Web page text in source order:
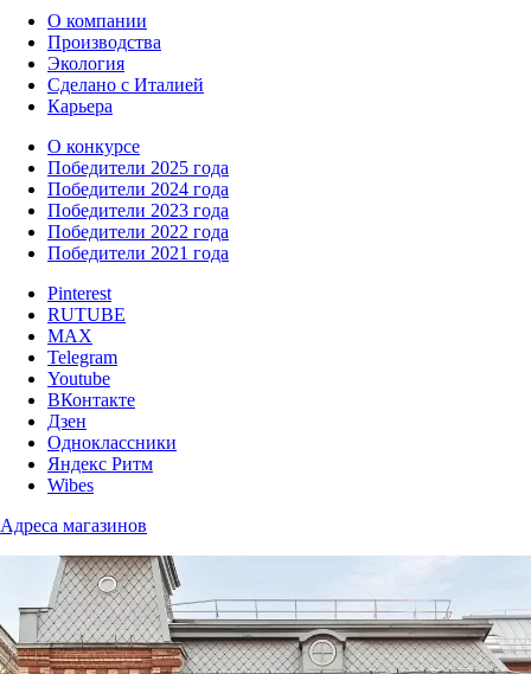
О компании
Производства
Экология
Сделано с Италией
Карьера
О конкурсе
Победители 2025 года
Победители 2024 года
Победители 2023 года
Победители 2022 года
Победители 2021 года
Pinterest
RUTUBE
MAX
Telegram
Youtube
ВКонтакте
Дзен
Одноклассники
Яндекс Ритм
Wibes
Адреса магазинов